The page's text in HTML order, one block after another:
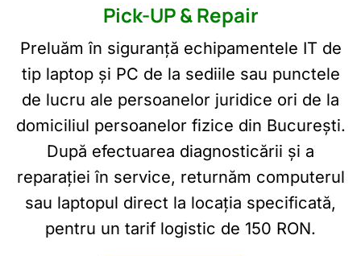
Pick-UP & Repair
Preluăm în siguranță echipamentele IT de
tip laptop și PC de la sediile sau punctele
de lucru ale persoanelor juridice ori de la
domiciliul persoanelor fizice din București.
După efectuarea diagnosticării și a
reparației în service, returnăm computerul
sau laptopul direct la locația specificată,
pentru un tarif logistic de 150 RON.